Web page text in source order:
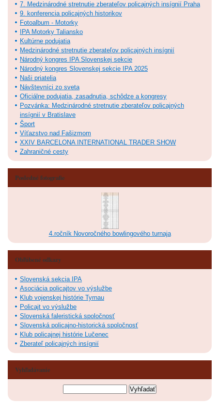
7. Medzinárodné stretnutie zberateľov policajných insígnií Praha
9. konferencia policajných historikov
Fotoalbum - Motorky
IPA Motorky Taliansko
Kultúrne podujatia
Medzinárodné stretnutie zberateľov policajných insígnií
Národný kongres IPA Slovenskej sekcie
Národný kongres Slovenskej sekcie IPA 2025
Naši priatelia
Návštevníci zo sveta
Oficiálne podujatia, zasadnutia, schôdze a kongresy
Pozvánka: Medzinárodné stretnutie zberateľov policajných
insígnií v Bratislave
Šport
Víťazstvo nad Fašizmom
XXIV BARCELONA INTERNATIONAL TRADER SHOW
Zahraničné cesty
Posledné fotografie
4.ročník Novoročného bowlingového turnaja
Obľúbené odkazy
Slovenská sekcia IPA
Asociácia policajtov vo výslužbe
Klub vojenskej histórie Tyrnau
Policajt vo výslužbe
Slovenská faleristická spoločnosť
Slovenská policajno-historická spoločnosť
Klub policajnej histórie Lučenec
Zberateľ policajných insígnií
Vyhľadávanie